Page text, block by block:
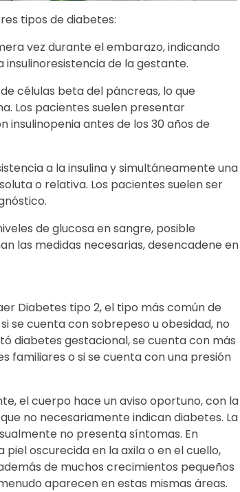
tipos de diabetes:
vez durante el embarazo, indicando
de la gestante.
células beta del páncreas, lo que
Los pacientes suelen presentar
antes de los 30 años de
a la insulina y simultáneamente una
o relativa. Los pacientes suelen ser
de glucosa en sangre, posible
las medidas necesarias, desencadene en
Diabetes tipo 2, el tipo más común de
se cuenta con sobrepeso u obesidad, no
diabetes gestacional, se cuenta con más
familiares o si se cuenta con una presión
el cuerpo hace un aviso oportuno, con la
no necesariamente indican diabetes. La
no presenta síntomas. En
oscurecida en la axila o en el cuello,
de muchos crecimientos pequeños
aparecen en estas mismas áreas.